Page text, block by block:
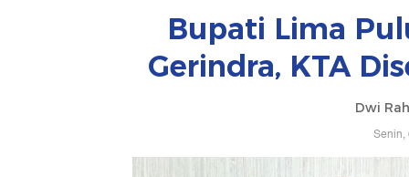
Bupati Lima
Gerindra, KTA
Dwi
Senin,